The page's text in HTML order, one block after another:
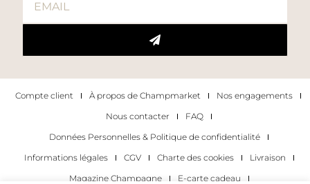
Compte client À propos de Champmarket
Nos engagements
Nous contacter
FAQ
Données Personnelles & Politique de confidentialité
Informations légales
CGV Charte des cookies
Livraison
Magazine Champagne
E-carte cadeau